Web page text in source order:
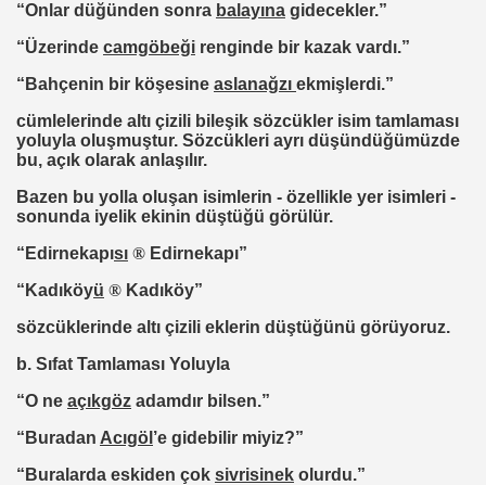
“Onlar düğünden sonra balayına gidecekler.”
“Üzerinde camgöbeği renginde bir kazak vardı.”
“Bahçenin bir köşesine aslanağzı ekmişlerdi.”
cümlelerinde altı çizili bileşik sözcükler isim tamlaması
yoluyla oluşmuştur. Sözcükleri ayrı düşündüğümüzde
bu, açık olarak anlaşılır.
Bazen bu yolla oluşan isimlerin - özellikle yer isimleri -
sonunda iyelik ekinin düştüğü görülür.
“Edirnekapısı ® Edirnekapı”
“Kadıköyü ® Kadıköy”
sözcüklerinde altı çizili eklerin düştüğünü görüyoruz.
b. Sıfat Tamlaması Yoluyla
“O ne açıkgöz adamdır bilsen.”
“Buradan Acıgöl ’e gidebilir miyiz?”
“Buralarda eskiden çok sivrisinek olurdu.”